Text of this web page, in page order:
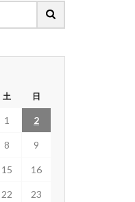
土 日
1 2
8 9
15 16
22 23